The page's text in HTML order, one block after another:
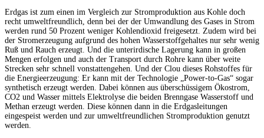
Erdgas ist zum einen im Vergleich zur Stromproduktion aus Kohle doch
recht umweltfreundlich, denn bei der der Umwandlung des Gases in Strom
werden rund 50 Prozent weniger Kohlendioxid freigesetzt. Zudem wird bei
der Stromerzeugung aufgrund des hohen Wasserstoffgehaltes nur sehr wenig
Ruß und Rauch erzeugt. Und die unterirdische Lagerung kann in großen
Mengen erfolgen und auch der Transport durch Rohre kann über weite
Strecken sehr schnell vonstattengehen. Und der Clou dieses Rohstoffes für
die Energieerzeugung: Er kann mit der Technologie „Power-to-Gas“ sogar
synthetisch erzeugt werden. Dabei können aus überschüssigem Ökostrom,
CO2 und Wasser mittels Elektrolyse die beiden Brenngase Wasserstoff und
Methan erzeugt werden. Diese können dann in die Erdgasleitungen
eingespeist werden und zur umweltfreundlichen Stromproduktion genutzt
werden.